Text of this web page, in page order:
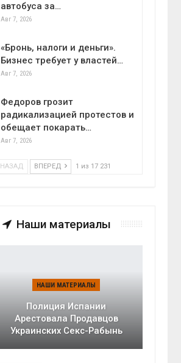
автобуса за…
Авг 7, 2026
«Бронь, налоги и деньги».
Бизнес требует у властей…
Авг 7, 2026
Федоров грозит
радикализацией протестов и
обещает покарать…
Авг 7, 2026
НАЗАД ВПЕРЕД 1 из 17 231
Наши материалы
НАШИ МАТЕРИАЛЫ
Полиция Испании
Арестовала Продавцов
Украинских Секс-Рабынь